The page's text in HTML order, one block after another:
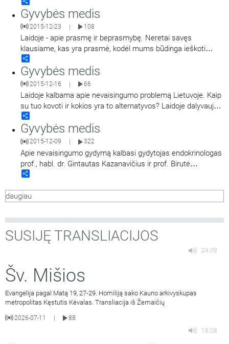
Gyvybės medis
2015-12-23 | 108
Laidoje - apie prasmę ir beprasmybę. Neretai savęs
klausiame, kas yra prasmė, kodėl mums būdinga ieškoti
prasmės savo gyvenime, kodėl patiriame beprasmybės
jausmus, - o gal tai irgi prasminga? Apie tai svarsto ir
diskutuoja psichologės dr. Vaiva Klimaitė ir Dovilė Grigienė.
Gyvybės medis
2015-12-16 | 66
Laidoje kalbama apie nevaisingumo problemą Lietuvoje. Kaip
su tuo kovoti ir kokios yra to alternatyvos? Laidoje dalyvauja
kun. prof. dr. Andrius Narbekovas, doc. dr. Benas Ulevičius ir
Vilniaus arkivyskupijos šeimos centro direktorius,
psichologas, psichoterapeutas Algirdas Petronis. Laidą veda
medicinos studentų
Gyvybės medis
2015-12-09 322
Apie nevaisingumo gydymą kalbasi gydytojas endokrinologas
prof., habl. dr. Gintautas Kazanavičius ir prof. Birutė
Obelenienė.
daugiau
SUSIJĘ TRANSLIACIJOS
24:08
Šv. Mišios
Evangelija pagal Matą 19, 27-29. Homiliją sako Kauno arkivyskupas
metropolitas Kęstutis Kėvalas. Transliacija iš Žemaičių
2026-07-11
88
18:08